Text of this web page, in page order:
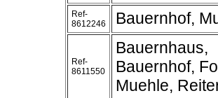
Ref-
8612246
Bauernhof,
Ref-
8611550
Bauernhaus,
Bauernhof,
Muehle,